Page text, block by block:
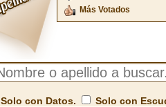
Más Votados
Solo con Datos. Solo con